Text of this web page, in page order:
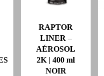
RAPTOR
LINER –
AÉROSOL
2K | 400 ml
NOIR